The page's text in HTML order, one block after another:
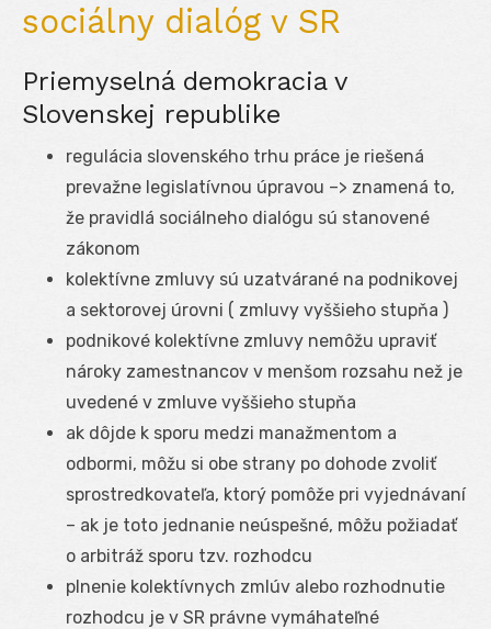
sociálny dialóg v SR
Priemyselná demokracia v
Slovenskej republike
regulácia slovenského trhu práce je riešená
prevažne legislatívnou úpravou –> znamená to,
že pravidlá sociálneho dialógu sú stanovené
zákonom
kolektívne zmluvy sú uzatvárané na podnikovej
a sektorovej úrovni ( zmluvy vyššieho stupňa )
podnikové kolektívne zmluvy nemôžu upraviť
nároky zamestnancov v menšom rozsahu než je
uvedené v zmluve vyššieho stupňa
ak dôjde k sporu medzi manažmentom a
odbormi, môžu si obe strany po dohode zvoliť
sprostredkovateľa, ktorý pomôže pri vyjednávaní
– ak je toto jednanie neúspešné, môžu požiadať
o arbitráž sporu tzv. rozhodcu
plnenie kolektívnych zmlúv alebo rozhodnutie
rozhodcu je v SR právne vymáhateľné